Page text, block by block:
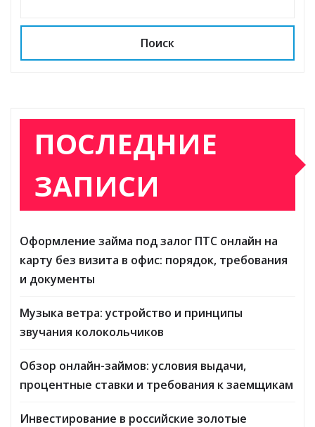
ss
ki
p и
ь
Поиск
ПОСЛЕДНИЕ
ЗАПИСИ
Оформление займа под залог ПТС онлайн на
карту без визита в офис: порядок, требования
и документы
Музыка ветра: устройство и принципы
звучания колокольчиков
Обзор онлайн-займов: условия выдачи,
процентные ставки и требования к заемщикам
Инвестирование в российские золотые